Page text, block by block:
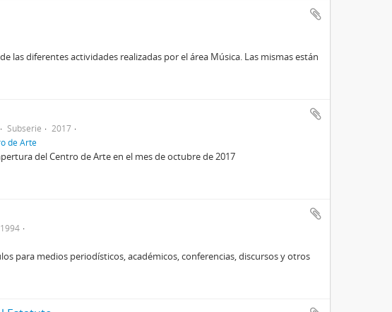
las diferentes actividades realizadas por el área Música. Las mismas están
Subserie
2017
de Arte
del Centro de Arte en el mes de octubre de 2017
para medios periodísticos, académicos, conferencias, discursos y otros